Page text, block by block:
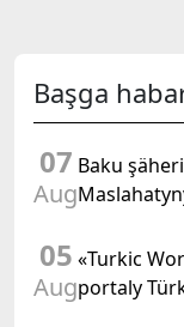
Başga
07
Aug
Baku
05
Aug
«Turkic
portaly